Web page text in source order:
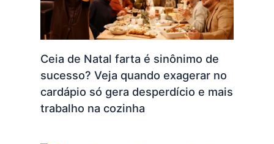
Ceia de Natal farta é sinônimo de
sucesso? Veja quando exagerar no
cardápio só gera desperdício e mais
trabalho na cozinha